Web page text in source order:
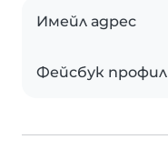
Имейл адрес
Фейсбук профил